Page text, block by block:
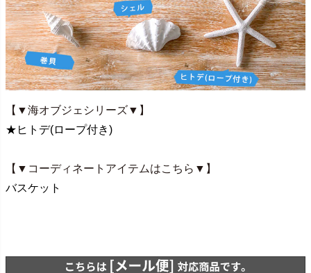
【▼海オブジェシリーズ▼】
★ヒトデ(ロープ付き)
【▼コーディネートアイテムはこちら▼】
バスケット